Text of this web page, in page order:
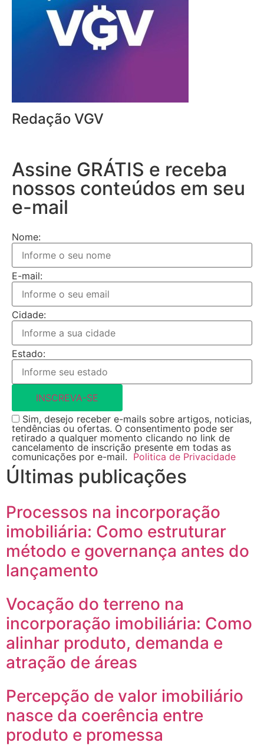
Redação VGV
Assine GRÁTIS e receba
nossos conteúdos em seu
e-mail
Nome:
E-mail:
Cidade:
Estado:
INSCREVA-SE
Sim, desejo receber e-mails sobre artigos, noticias,
tendências ou ofertas. O consentimento pode ser
retirado a qualquer momento clicando no link de
cancelamento de inscrição presente em todas as
comunicações por e-mail. Politica de Privacidade
Últimas publicações
Processos na incorporação
imobiliária: Como estruturar
método e governança antes do
lançamento
Vocação do terreno na
incorporação imobiliária: Como
alinhar produto, demanda e
atração de áreas
Percepção de valor imobiliário
nasce da coerência entre
produto e promessa